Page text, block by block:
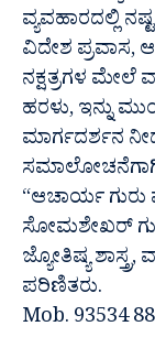
ವ್ಯವಹಾರದಲ್ಲಿ
ವಿದೇಶ ಪ್ರವಾಸ,
ನಕ್ಷತ್ರಗಳ ಮೇಲೆ
ಹರಳು, ಇನ್ನು
ಮಾರ್ಗದರ್ಶನ
“ಆಚಾರ್ಯ ಗುರು
ಸೋಮಶೇಖರ್
ಜ್ಯೋತಿಷ್ಯ ಶಾಸ್ತ್ರ,
ಪರಿಣಿತರು.
Mob. 93534